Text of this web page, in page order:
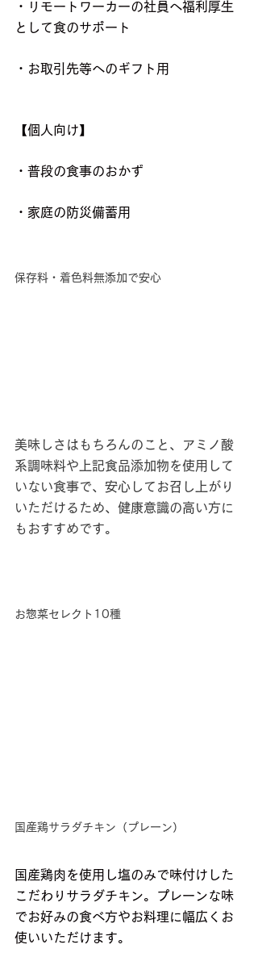
・リモートワーカーの社員へ福利厚生
として食のサポート
・お取引先等へのギフト用
【個人向け】
・普段の食事のおかず
・家庭の防災備蓄用
保存料・着色料無添加で安心
美味しさはもちろんのこと、アミノ酸
系調味料や上記食品添加物を使用して
いない食事で、安心してお召し上がり
いただけるため、健康意識の高い方に
もおすすめです。
お惣菜セレクト10種
国産鶏サラダチキン（プレーン）
国産鶏肉を使用し塩のみで味付けした
こだわりサラダチキン。プレーンな味
でお好みの食べ方やお料理に幅広くお
使いいただけます。